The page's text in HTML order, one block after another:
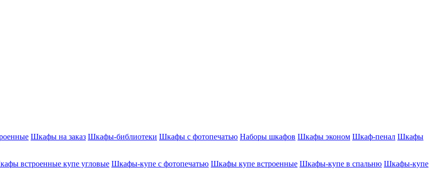
Шкафы на заказ Шкафы-библиотеки Шкафы с фотопечатью Наборы шкафов Шкафы эконом Шкаф-пенал Шкафы
встроенные купе угловые Шкафы-купе с фотопечатью Шкафы купе встроенные Шкафы-купе в спальню Шкафы-купе